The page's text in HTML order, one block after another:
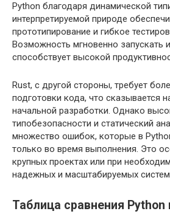
Python благодаря динамической
интерпретируемой природе
прототипирование и гибкое
Возможность мгновенно запускать
способствует высокой
Rust, с другой стороны, требует
подготовки кода, что сказывается
начальной разработки. Однако
типобезопасности и статический
множество ошибок, которые в
только во время выполнения. Это
крупных проектах или при
надежных и масштабируемых
Таблица сравнения Python